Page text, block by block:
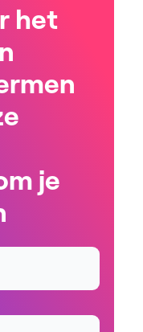
het
je